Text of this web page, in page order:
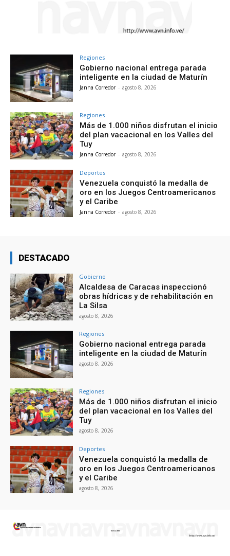
Regiones
Gobierno nacional entrega parada
inteligente en la ciudad de Maturín
Janna Corredor - agosto 8, 2026
Regiones
Más de 1.000 niños disfrutan el inicio
del plan vacacional en los Valles del
Tuy
Janna Corredor - agosto 8, 2026
Deportes
Venezuela conquistó la medalla de
oro en los Juegos Centroamericanos
y el Caribe
Janna Corredor - agosto 8, 2026
DESTACADO
Gobierno
Alcaldesa de Caracas inspeccionó
obras hídricas y de rehabilitación en
La Silsa
agosto 8, 2026
Regiones
Gobierno nacional entrega parada
inteligente en la ciudad de Maturín
agosto 8, 2026
Regiones
Más de 1.000 niños disfrutan el inicio
del plan vacacional en los Valles del
Tuy
agosto 8, 2026
Deportes
Venezuela conquistó la medalla de
oro en los Juegos Centroamericanos
y el Caribe
agosto 8, 2026